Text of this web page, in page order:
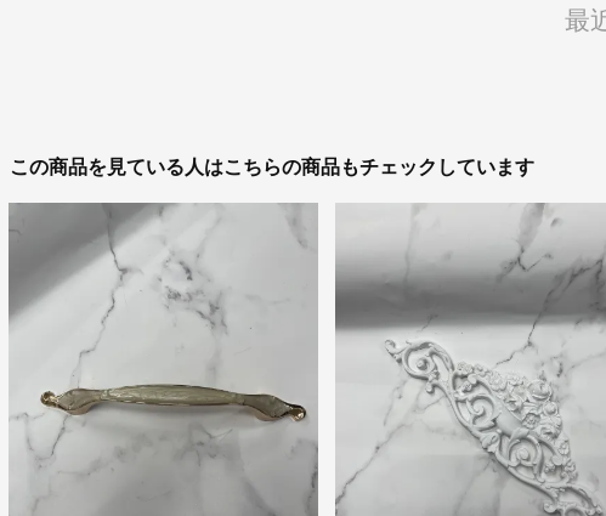
最
この商品を見ている人はこちらの商品もチェックしています